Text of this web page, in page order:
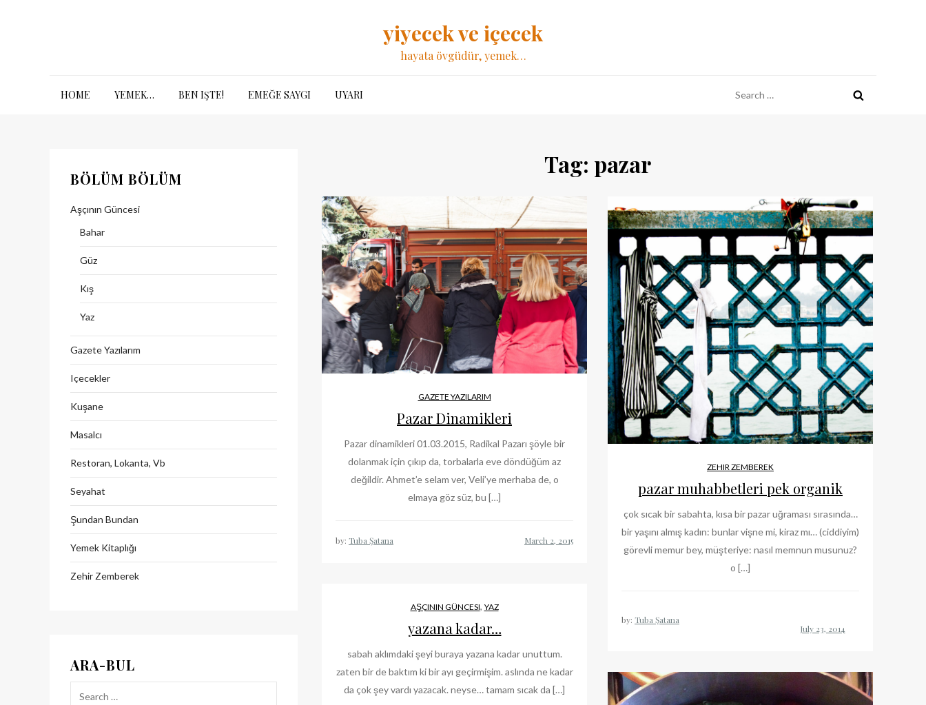
yiyecek ve içecek
hayata övgüdür, yemek…
HOME YEMEK… BEN IŞTE! EMEĞE SAYGI UYARI
for:
Tag: pazar
GAZETE YAZILARIM
Pazar Dinamikleri
Pazar dinamikleri 01.03.2015, Radikal Pazarı şöyle bir
dolanmak için çıkıp da, torbalarla eve döndüğüm az
değildir. Ahmet’e selam ver, Veli’ye merhaba de, o
elmaya göz süz, bu […]
by: Tuba Şatana
ZEHIR ZEMBEREK
pazar muhabbetleri pek organik
çok sıcak bir sabahta, kısa bir pazar uğraması sırasında…
bir yaşını almış kadın: bunlar vişne mi, kiraz mı… (ciddiyim)
görevli memur bey, müşteriye: nasıl memnun musunuz?
o […]
by: Tuba Şatana
AŞÇININ GÜNCESI, YAZ
yazana kadar…
sabah aklımdaki şeyi buraya yazana kadar unuttum.
zaten bir de baktım ki bir ayı geçirmişim. aslında ne kadar
da çok şey vardı yazacak. neyse… tamam sıcak da […]
BÖLÜM BÖLÜM
Aşçının Güncesi
Bahar
Güz
Kış
Yaz
Gazete Yazılarım
Içecekler
Kuşane
Masalcı
Restoran, Lokanta, Vb
Seyahat
Şundan Bundan
Yemek Kitaplığı
Zehir Zemberek
ARA-BUL